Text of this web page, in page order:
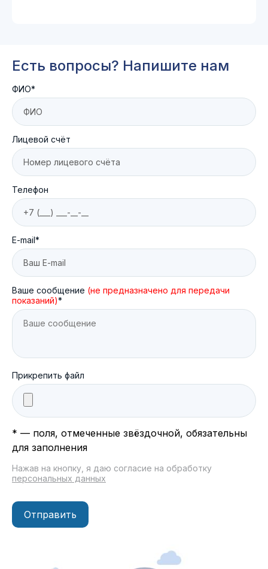
Есть вопросы? Напишите нам
ФИО*
Лицевой счёт
Телефон
E-mail*
Ваше сообщение (не предназначено для передачи
показаний)*
Прикрепить файл
* — поля, отмеченные звёздочной, обязательны
для заполнения
Нажав на кнопку, я даю согласие на обработку
персональных данных
Отправить